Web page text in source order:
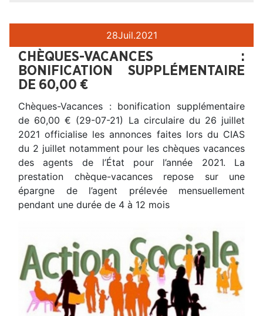
28Juil.2021
CHÈQUES-VACANCES :
BONIFICATION SUPPLÉMENTAIRE
DE 60,00 €
Chèques-Vacances : bonification supplémentaire
de 60,00 € (29-07-21) La circulaire du 26 juillet
2021 officialise les annonces faites lors du CIAS
du 2 juillet notamment pour les chèques vacances
des agents de l’État pour l’année 2021. La
prestation chèque-vacances repose sur une
épargne de l’agent prélevée mensuellement
pendant une durée de 4 à 12 mois